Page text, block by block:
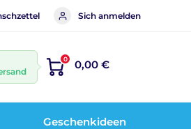
Sich anmelden
0 0,00 €
Geschenkideen